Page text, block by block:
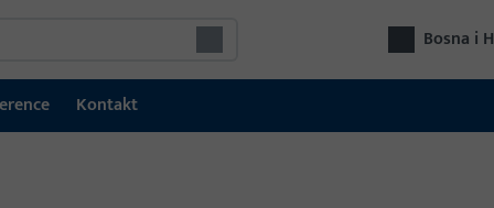
Bosna i
Kontakt